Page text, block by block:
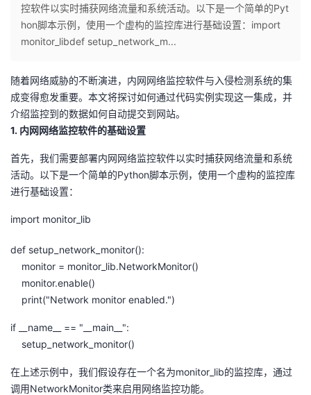
人
主
页
我
的
开
发
我
子
直
播
的
活
我
的
我
控软件以实时捕获网络流量和系统活动。以下是一个简单的Pyt
hon脚本示例，使用一个虚构的监控库进行基础设置：import
monitor_libdef setup_network_m...
随着网络威胁的不断演进，内网网络监控软件与入侵检测系统的集
成变得愈发重要。本文将探讨如何通过代码实例实现这一集成，并
介绍监控到的数据如何自动提交到网站。
1. 内网网络监控软件的基础设置
首先，我们需要部署内网网络监控软件以实时捕获网络流量和系统
活动。以下是一个简单的Python脚本示例，使用一个虚构的监控库
进行基础设置：
import monitor_lib
def setup_network_monitor():
monitor = monitor_lib.NetworkMonitor()
monitor.enable()
print("Network monitor enabled.")
if __name__ == "__main__":
setup_network_monitor()
在上述示例中，我们假设存在一个名为monitor_lib的监控库，通过
调用NetworkMonitor类来启用网络监控功能。